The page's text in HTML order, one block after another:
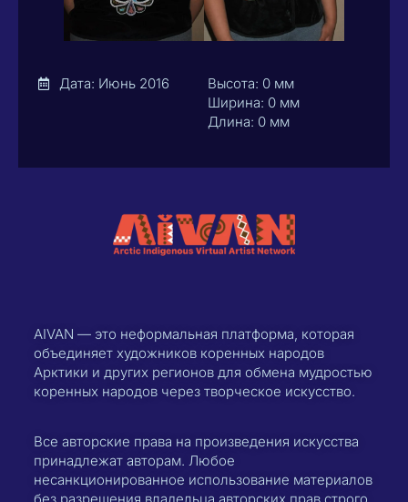
Дата: Июнь 2016
Высота: 0 мм
Ширина: 0 мм
Длина: 0 мм
AIVAN — это неформальная платформа, которая
объединяет художников коренных народов
Арктики и других регионов для обмена мудростью
коренных народов через творческое искусство.
Все авторские права на произведения искусства
принадлежат авторам. Любое
несанкционированное использование материалов